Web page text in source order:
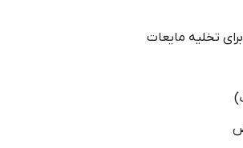
تخلیه مایعات